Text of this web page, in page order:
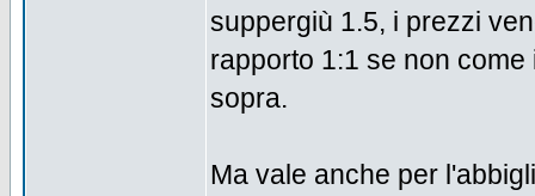
suppergiù 1.5, i prezzi
rapporto 1:1 se non
sopra.
Ma vale anche per